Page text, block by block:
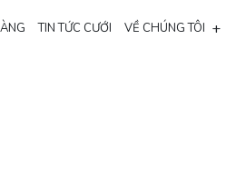
TIN TỨC CƯỚI VỀ CHÚNG TÔI +